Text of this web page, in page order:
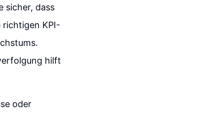
sicher, dass
richtigen KPI-
hilft
oder